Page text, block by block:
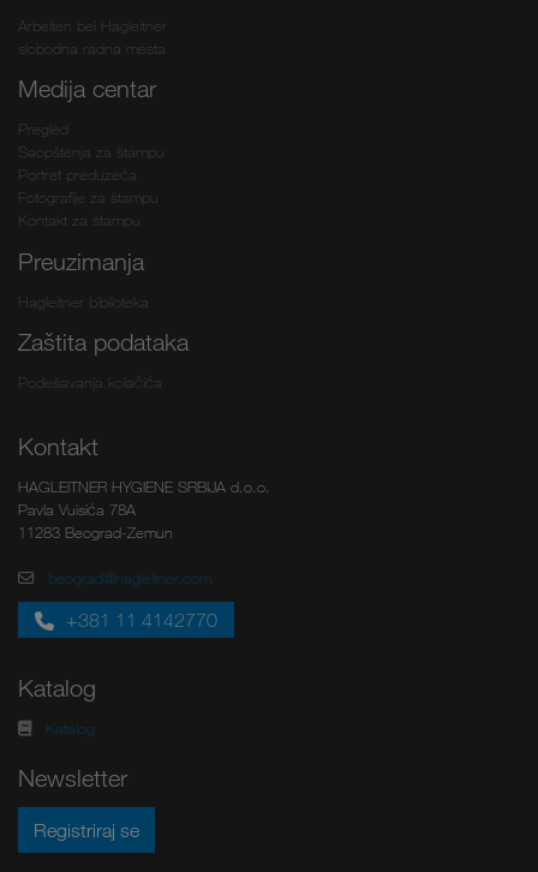
Arbeiten bei Hagleitner
slobodna radna mesta
Medija centar
Pregled
Saopštenja za štampu
Portret preduzeća
Fotografije za štampu
Kontakt za štampu
Preuzimanja
Hagleitner biblioteka
Zaštita podataka
Podešavanja kolačića
Kontakt
HAGLEITNER HYGIENE SRBIJA d.o.o.
Pavla Vuisića 78A
11283 Beograd-Zemun
beograd@hagleitner.com
+381 11 4142770
Katalog
Katalog
Newsletter
Registriraj se